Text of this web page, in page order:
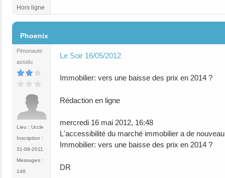
Hors ligne
Phoenix
Pimonaute
assidu
Lieu : Uccle
Inscription :
31-08-2011
Messages :
146
Le Soir 16/05/2012
Immobilier: vers une baisse des prix en 2014 ?
Rédaction en ligne
mercredi 16 mai 2012, 16:48
L'accessibilité du marché immobilier a de
Immobilier: vers une baisse des prix en 2014 ?
DR